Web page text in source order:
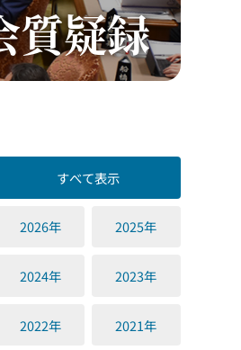
質疑録
すべて表示
2026年 2025年
2024年 2023年
2022年 2021年